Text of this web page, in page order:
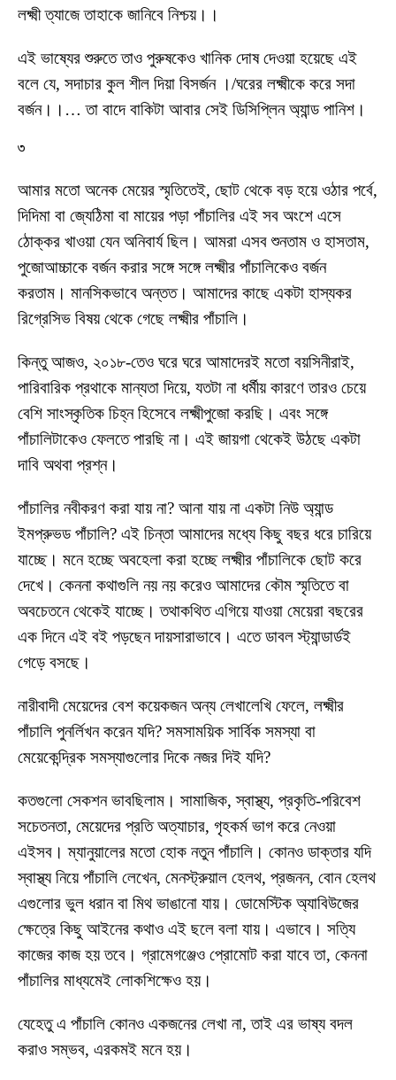
লক্ষ্মী ত্যাজে তাহাকে জানিবে নিশ্চয়।।
এই ভাষ্যের শুরুতে তাও পুরুষকেও খানিক দোষ দেওয়া হয়েছে এই
বলে যে, সদাচার কুল শীল দিয়া বিসর্জন ।/ঘরের লক্ষ্মীকে করে সদা
বর্জন।।… তা বাদে বাকিটা আবার সেই ডিসিপ্লিন অ্যান্ড পানিশ।
৩
আমার মতো অনেক মেয়ের স্মৃতিতেই, ছোট থেকে বড় হয়ে ওঠার পর্বে,
দিদিমা বা জ্যেঠিমা বা মায়ের পড়া পাঁচালির এই সব অংশে এসে
ঠোক্কর খাওয়া যেন অনিবার্য ছিল। আমরা এসব শুনতাম ও হাসতাম,
পুজোআচ্চাকে বর্জন করার সঙ্গে সঙ্গে লক্ষ্মীর পাঁচালিকেও বর্জন
করতাম। মানসিকভাবে অন্তত। আমাদের কাছে একটা হাস্যকর
রিগ্রেসিভ বিষয় থেকে গেছে লক্ষ্মীর পাঁচালি।
কিন্তু আজও, ২০১৮-তেও ঘরে ঘরে আমাদেরই মতো বয়সিনীরাই,
পারিবারিক প্রথাকে মান্যতা দিয়ে, যতটা না ধর্মীয় কারণে তারও চেয়ে
বেশি সাংস্কৃতিক চিহ্ন হিসেবে লক্ষ্মীপুজো করছি। এবং সঙ্গে
পাঁচালিটাকেও ফেলতে পারছি না। এই জায়গা থেকেই উঠছে একটা
দাবি অথবা প্রশ্ন।
পাঁচালির নবীকরণ করা যায় না? আনা যায় না একটা নিউ অ্যান্ড
ইমপ্রুভড পাঁচালি? এই চিন্তা আমাদের মধ্যে কিছু বছর ধরে চারিয়ে
যাচ্ছে। মনে হচ্ছে অবহেলা করা হচ্ছে লক্ষ্মীর পাঁচালিকে ছোট করে
দেখে। কেননা কথাগুলি নয় নয় করেও আমাদের কৌম স্মৃতিতে বা
অবচেতনে থেকেই যাচ্ছে। তথাকথিত এগিয়ে যাওয়া মেয়েরা বছরের
এক দিনে এই বই পড়ছেন দায়সারাভাবে। এতে ডাবল স্ট্যান্ডার্ডই
গেড়ে বসছে।
নারীবাদী মেয়েদের বেশ কয়েকজন অন্য লেখালেখি ফেলে, লক্ষ্মীর
পাঁচালি পুনর্লিখন করেন যদি? সমসাময়িক সার্বিক সমস্যা বা
মেয়েকেন্দ্রিক সমস্যাগুলোর দিকে নজর দিই যদি?
কতগুলো সেকশন ভাবছিলাম। সামাজিক, স্বাস্থ্য, প্রকৃতি-পরিবেশ
সচেতনতা, মেয়েদের প্রতি অত্যাচার, গৃহকর্ম ভাগ করে নেওয়া
এইসব। ম্যানুয়ালের মতো হোক নতুন পাঁচালি। কোনও ডাক্তার যদি
স্বাস্থ্য নিয়ে পাঁচালি লেখেন, মেনস্ট্রুয়াল হেলথ, প্রজনন, বোন হেলথ
এগুলোর ভুল ধরান বা মিথ ভাঙানো যায়। ডোমেস্টিক অ্যাবিউজের
ক্ষেত্রে কিছু আইনের কথাও এই ছলে বলা যায়। এভাবে। সত্যি
কাজের কাজ হয় তবে। গ্রামেগঞ্জেও প্রোমোট করা যাবে তা, কেননা
পাঁচালির মাধ্যমেই লোকশিক্ষেও হয়।
যেহেতু এ পাঁচালি কোনও একজনের লেখা না, তাই এর ভাষ্য বদল
করাও সম্ভব, এরকমই মনে হয়।